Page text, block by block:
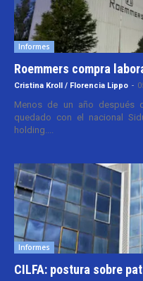
Informes
Roemmers compra
Cristina Kroll / Florencia Lippo -
Menos de un año después
quedado con el nacional
holding....
Informes
CILFA: postura sobre